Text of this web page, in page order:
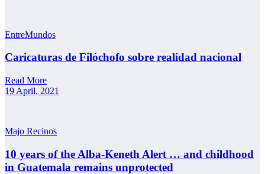
EntreMundos
Caricaturas de Filóchofo sobre realidad nacional
Read More
19 April, 2021
Majo Recinos
10 years of the Alba-Keneth Alert … and childhood
in Guatemala remains unprotected